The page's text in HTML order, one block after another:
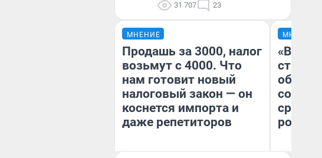
31 707 23
МНЕНИЕ
Продашь за 3000, налог
возьмут с 4000. Что
нам готовит новый
налоговый закон — он
коснется импорта и
даже репетиторов
МНЕНИЕ
«В